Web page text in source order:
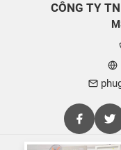
CÔNG TY